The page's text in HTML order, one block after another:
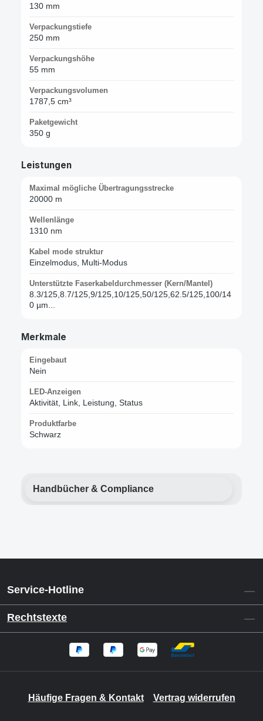
130 mm
Verpackungstiefe
250 mm
Verpackungshöhe
55 mm
Verpackungsvolumen
1787,5 cm³
Paketgewicht
350 g
Leistungen
Maximal mögliche Übertragungsstrecke
20000 m
Wellenlänge
1310 nm
Kabel mode struktur
Einzelmodus, Multi-Modus
Unterstützte Faserkabeldurchmesser (Kern/Mantel)
8.3/125,8.7/125,9/125,10/125,50/125,62.5/125,100/14
0 µm...
Merkmale
Eingebaut
Nein
LED-Anzeigen
Aktivität, Link, Leistung, Status
Produktfarbe
Schwarz
Handbücher & Compliance
Service-Hotline
Rechtstexte
Häufige Fragen & Kontakt Vertrag widerrufen